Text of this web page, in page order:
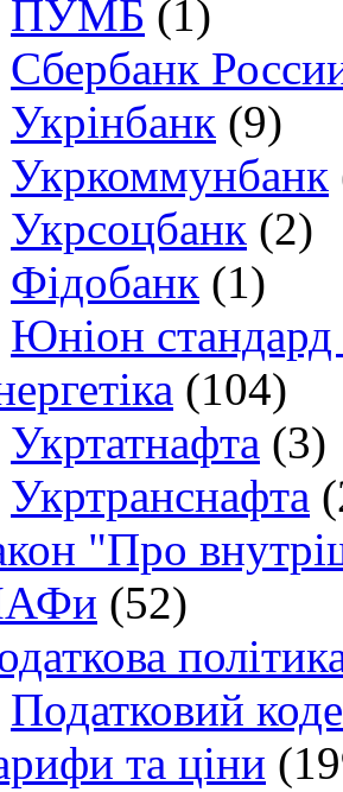
ПУМБ (1)
Сбербанк
Укрінбанк (9)
Укркоммунбанк
Укрсоцбанк (2)
Фідобанк (1)
Юніон стандард
(104)
Укртатнафта (3)
Укртранснафта
"Про
(52)
Податковий
та ціни